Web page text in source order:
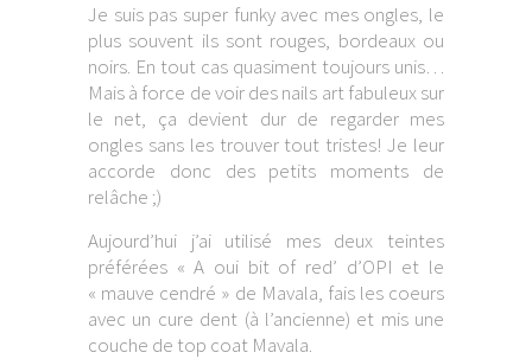
Je suis pas super funky avec mes ongles, le
plus souvent ils sont rouges, bordeaux ou
noirs. En tout cas quasiment toujours unis…
Mais à force de voir des nails art fabuleux sur
le net, ça devient dur de regarder mes
ongles sans les trouver tout tristes! Je leur
accorde donc des petits moments de
relâche ;)
Aujourd’hui j’ai utilisé mes deux teintes
préférées « A oui bit of red’ d’OPI et le
« mauve cendré » de Mavala, fais les coeurs
avec un cure dent (à l’ancienne) et mis une
couche de top coat Mavala.